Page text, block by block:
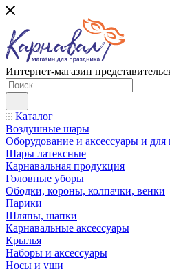
Интернет-магазин
Каталог
Воздушные шары
Оборудование и аксессуары и
Шары латексные
Карнавальная продукция
Головные уборы
Ободки, короны, колпачки, венки
Парики
Шляпы, шапки
Карнавальные аксессуары
Крылья
Наборы и аксессуары
Носы и уши